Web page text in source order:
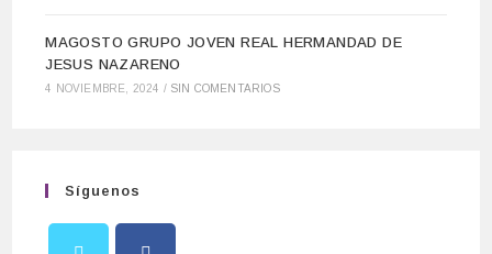
MAGOSTO GRUPO JOVEN REAL HERMANDAD DE
JESUS NAZARENO
4 NOVIEMBRE, 2024 / SIN COMENTARIOS
Síguenos